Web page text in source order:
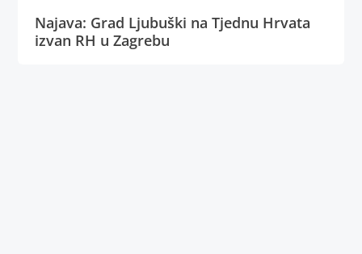
Najava: Grad Ljubuški na Tjednu Hrvata
izvan RH u Zagrebu